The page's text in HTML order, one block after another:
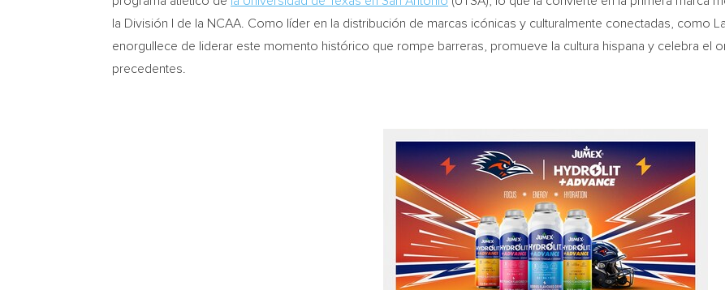
la División I de la NCAA. Como líder en la distribución de marcas icónicas y culturalmente conectadas, como
enorgullece de liderar este momento histórico que rompe barreras, promueve la cultura hispana y celebra el
precedentes.